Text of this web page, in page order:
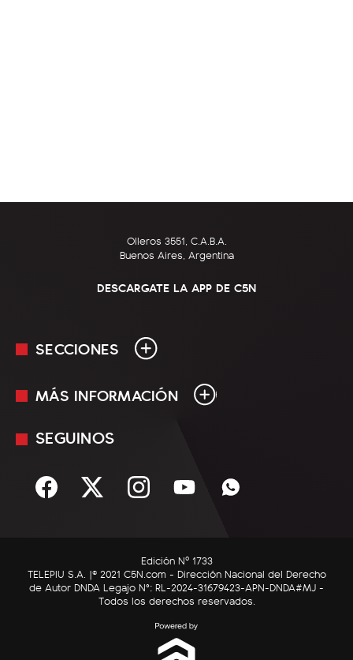
Olleros 3551, C.A.B.A.
Buenos Aires, Argentina
DESCARGATE LA APP DE C5N
SECCIONES
En Vivo
Sociedad
C5N Autos
RatingCero
MÁS INFORMACIÓN
Mediakit
Términos y condiciones
SEGUINOS
Edición Nº 1733
TELEPIU S.A. |© 2021 C5N.com - Dirección Nacional del Derecho
de Autor DNDA Legajo N°: RL-2024-31679423-APN-DNDA#MJ -
Todos los derechos reservados.